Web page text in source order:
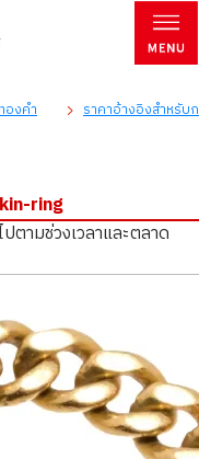
องคำ ราคาอ้างอิงสำหรับ
ring
ตามช่วงเวลาและตลาด